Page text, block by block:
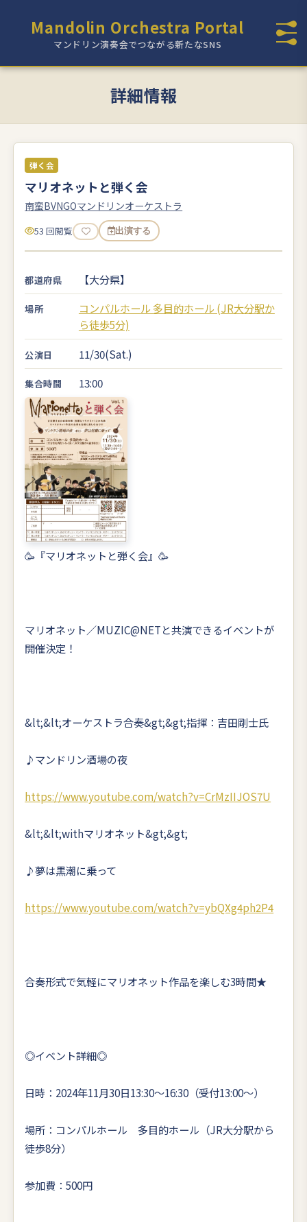
Mandolin Orchestra Portal
マンドリン演奏会でつながる新たなSNS
詳細情報
弾く会
マリオネットと弾く会
南蛮BVNGOマンドリンオーケストラ
53 回閲覧 出演する
都道府県 【大分県】
場所
コンパルホール 多目的ホール (JR大分駅か
ら徒歩5分)
公演日 11/30(Sat.)
集合時間 13:00
🥳『マリオネットと弾く会』🥳
マリオネット／MUZIC@NETと共演できるイベントが
開催決定！
&lt;&lt;オーケストラ合奏&gt;&gt;指揮：吉田剛士氏
♪マンドリン酒場の夜
https://www.youtube.com/watch?v=CrMzIIJOS7U
&lt;&lt;withマリオネット&gt;&gt;
♪夢は黒潮に乗って
https://www.youtube.com/watch?v=ybQXg4ph2P4
合奏形式で気軽にマリオネット作品を楽しむ3時間★
◎イベント詳細◎
日時：2024年11月30日13:30～16:30（受付13:00～）
場所：コンパルホール 多目的ホール（JR大分駅から
徒歩8分）
参加費：500円